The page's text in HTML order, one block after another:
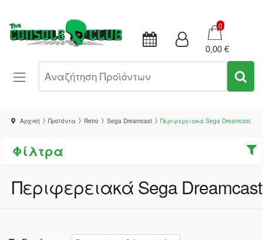
Καλάθι
0
0,00 €
Αρχική Προϊόντα Retro Sega Dreamcast Περιφερειακά Sega Dreamcast
Φίλτρα
Περιφερειακά Sega Dreamcast